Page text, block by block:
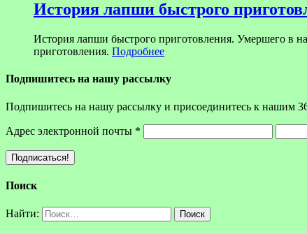
История лапши быстрого
История лапши быстрого приготовления. Умершего в
приготовления. Подробнее
Подпишитесь на нашу рассылку
Подпишитесь на нашу рассылку и присоединитесь к нашим
Адрес электронной почты *
Поиск
Найти: